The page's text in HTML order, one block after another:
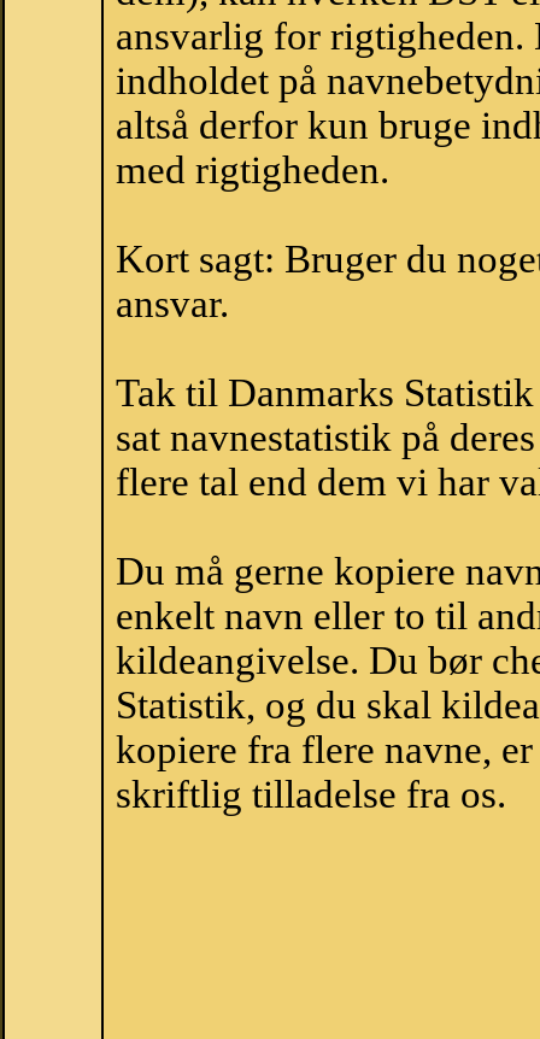
ansvarlig for
indholdet på
altså derfor kun bruge
med rigtigheden.
Kort sagt: Bruger du
ansvar.
Tak til Danmarks
sat navnestatistik på
flere tal end dem vi har
Du må gerne kopiere
enkelt navn eller to til
kildeangivelse. Du bør
Statistik, og du skal
kopiere fra flere navne,
skriftlig tilladelse fra os.